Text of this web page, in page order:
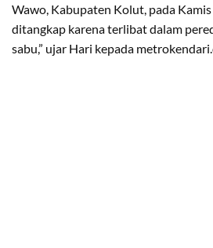
Wawo, Kabupaten Kolut, pada
ditangkap karena terlibat dalam
sabu,” ujar Hari kepada